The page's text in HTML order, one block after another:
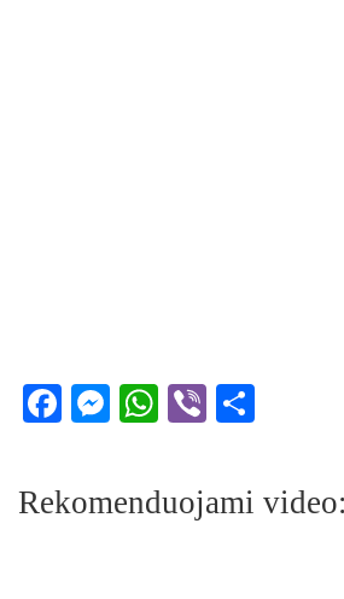
Facebook
Messenger
WhatsApp
Viber
Rekomenduojami video: